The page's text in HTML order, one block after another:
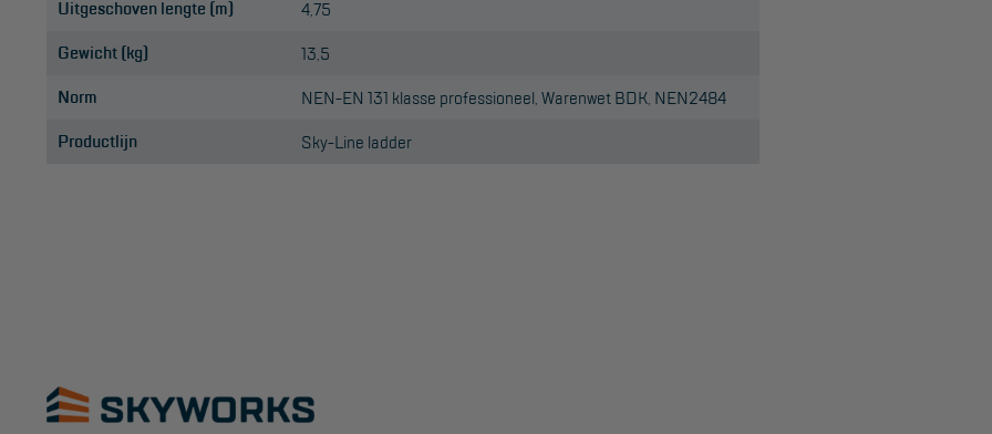
Uitgeschoven lengte (m) 4,75
Gewicht (kg) 13,5
Norm NEN-EN 131 klasse professioneel, Warenwet BDK, NEN2484
Productlijn Sky-Line ladder